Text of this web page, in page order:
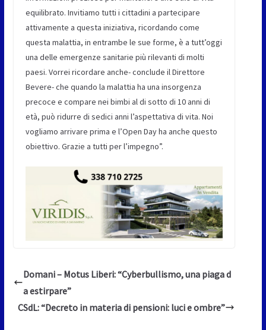
equilibrato. Invitiamo tutti i cittadini a partecipare
attivamente a questa iniziativa, ricordando come
questa malattia, in entrambe le sue forme, è a tutt’oggi
una delle emergenze sanitarie più rilevanti di molti
paesi. Vorrei ricordare anche- conclude il Direttore
Bevere- che quando la malattia ha una insorgenza
precoce e compare nei bimbi al di sotto di 10 anni di
età, può ridurre di sedici anni l’aspettativa di vita. Noi
vogliamo arrivare prima e l’Open Day ha anche questo
obiettivo. Grazie a tutti per l’impegno”.
Domani – Motus Liberi: “Cyberbullismo, una piaga d
a estirpare”
CSdL: “Decreto in materia di pensioni: luci e ombre”